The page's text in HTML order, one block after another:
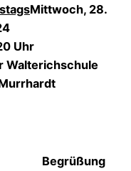
Mittwoch, 28.
Uhr
Walterichschule